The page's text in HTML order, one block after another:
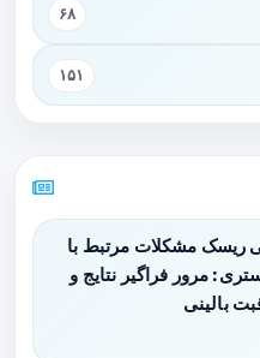
۶۸
۱۵۱
ریسک مشکلات مرتبط با
مرور فراگیر نتایج و
بالینی